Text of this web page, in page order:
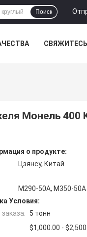
Поиск
Монель 400
о продукте:
Цзянсу, Китай
M290-50A, M350-50A
Условия:
5 тонн
$1,000.00 -